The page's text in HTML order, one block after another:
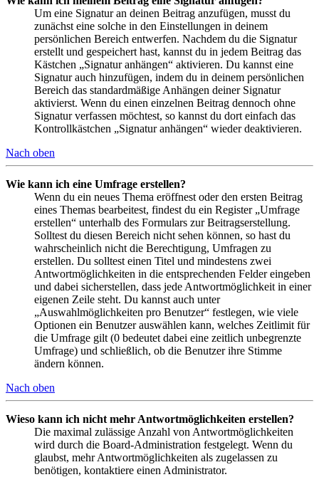
Um eine Signatur an deinen Beitrag anzufügen, musst du
zunächst eine solche in den Einstellungen in deinem
persönlichen Bereich entwerfen. Nachdem du die Signatur
erstellt und gespeichert hast, kannst du in jedem Beitrag das
Kästchen „Signatur anhängen“ aktivieren. Du kannst eine
Signatur auch hinzufügen, indem du in deinem persönlichen
Bereich das standardmäßige Anhängen deiner Signatur
aktivierst. Wenn du einen einzelnen Beitrag dennoch ohne
Signatur verfassen möchtest, so kannst du dort einfach das
Kontrollkästchen „Signatur anhängen“ wieder deaktivieren.
Nach oben
Wie kann ich eine Umfrage erstellen?
Wenn du ein neues Thema eröffnest oder den ersten Beitrag
eines Themas bearbeitest, findest du ein Register „Umfrage
erstellen“ unterhalb des Formulars zur Beitragserstellung.
Solltest du diesen Bereich nicht sehen können, so hast du
wahrscheinlich nicht die Berechtigung, Umfragen zu
erstellen. Du solltest einen Titel und mindestens zwei
Antwortmöglichkeiten in die entsprechenden Felder eingeben
und dabei sicherstellen, dass jede Antwortmöglichkeit in einer
eigenen Zeile steht. Du kannst auch unter
„Auswahlmöglichkeiten pro Benutzer“ festlegen, wie viele
Optionen ein Benutzer auswählen kann, welches Zeitlimit für
die Umfrage gilt (0 bedeutet dabei eine zeitlich unbegrenzte
Umfrage) und schließlich, ob die Benutzer ihre Stimme
ändern können.
Nach oben
Wieso kann ich nicht mehr Antwortmöglichkeiten erstellen?
Die maximal zulässige Anzahl von Antwortmöglichkeiten
wird durch die Board-Administration festgelegt. Wenn du
glaubst, mehr Antwortmöglichkeiten als zugelassen zu
benötigen, kontaktiere einen Administrator.